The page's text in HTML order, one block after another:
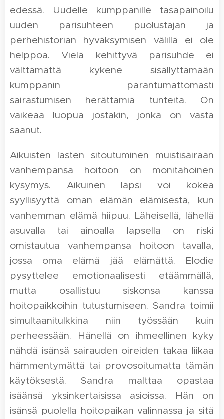
edessä. Uudelle kumppanille tasapainoilu
uuden parisuhteen puolustajan ja
perhehistorian hyväksymisen välillä ei ole
helppoa. Vielä kehittyvä parisuhde ei
välttämättä kykene sisällyttämään
kumppanin parantumattomasti
sairastumisen herättämiä tunteita. On
vaikeaa luopua jostakin, jonka on vasta
saanut.
Aikuisten lasten sitoutuminen muistisairaan
vanhempansa hoitoon on monitahoinen
kysymys. Aikuinen lapsi voi kokea
syyllisyyttä oman elämän elämisestä, kun
vanhemman elämä hiipuu. Läheisellä, lähellä
asuvalla tai ainoalla lapsella on riski
omistautua vanhempansa hoitoon tavalla,
jossa oma elämä jää elämättä. Elodie
pysyttelee emotionaalisesti etäämmällä,
mutta osallistuu siskonsa kanssa
hoitopaikkoihin tutustumiseen. Sandra toimii
simultaanitulkkina niin työssään kuin
perheessään. Hänellä on ihmeellinen kyky
nähdä isänsä sairauden oireiden takaa liikaa
hämmentymättä tai provosoitumatta tämän
käytöksestä. Sandra malttaa opastaa
isäänsä yksinkertaisissa asioissa. Hän on
isänsä puolella hoitopaikan valinnassa ja sitä